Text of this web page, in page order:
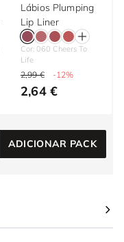
Lábios Plumping
Lip Liner
Cor: 060 Cheers To
Life
2,99 € -12%
2,64 €
ADICIONAR PACK